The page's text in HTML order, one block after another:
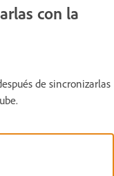
con la
de sincronizarlas